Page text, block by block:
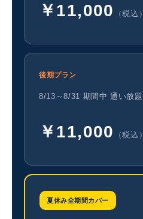
￥11,000 （税込）
後期プラン
8/13～8/31 期間中 通い放題
￥11,000 （税込）
夏休み全期間カバー